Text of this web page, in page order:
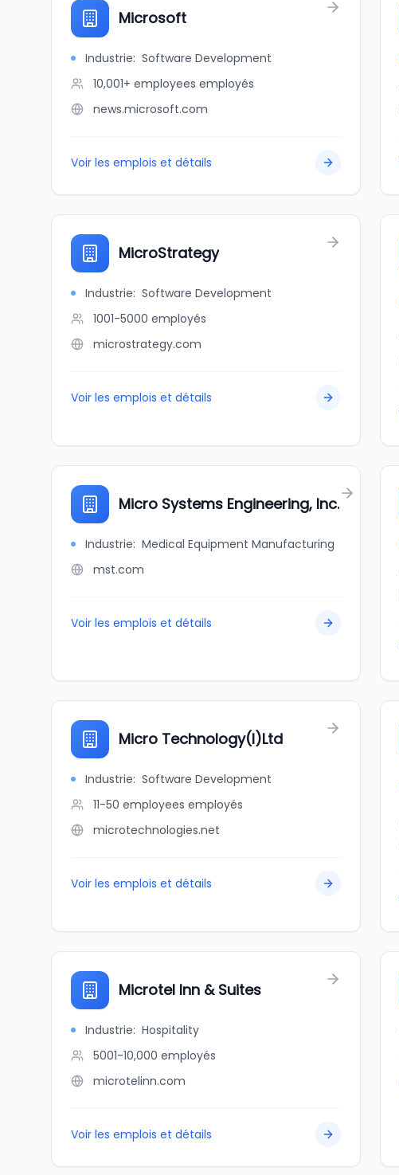
Microsoft
Industrie: Software Development
10,001+ employees employés
news.microsoft.com
Voir les emplois et détails
MicroStrategy
Industrie: Software Development
1001-5000 employés
microstrategy.com
Voir les emplois et détails
Micro Systems Engineering, Inc.
Industrie: Medical Equipment Manufacturing
mst.com
Voir les emplois et détails
Micro Technology(I)Ltd
Industrie: Software Development
11-50 employees employés
microtechnologies.net
Voir les emplois et détails
Microtel Inn & Suites
Industrie: Hospitality
5001-10,000 employés
microtelinn.com
Voir les emplois et détails